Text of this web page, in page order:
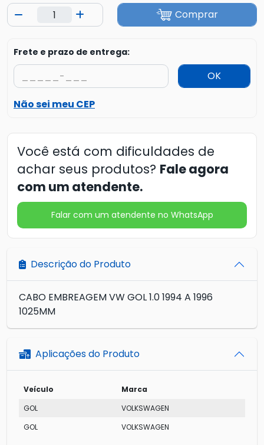
Comprar
Frete e prazo de entrega:
OK
Não sei meu CEP
Você está com dificuldades de
achar seus produtos? Fale agora
com um atendente.
Falar com um atendente no WhatsApp
Descrição do Produto
CABO EMBREAGEM VW GOL 1.0 1994 A 1996
1025MM
Aplicações do Produto
Veículo Marca
GOL
VOLKSWAGEN
GOL
VOLKSWAGEN